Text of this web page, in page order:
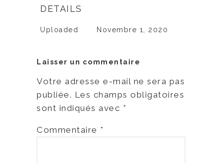
DETAILS
Uploaded Novembre 1, 2020
Laisser un commentaire
Votre adresse e-mail ne sera pas
publiée. Les champs obligatoires
sont indiqués avec *
Commentaire *